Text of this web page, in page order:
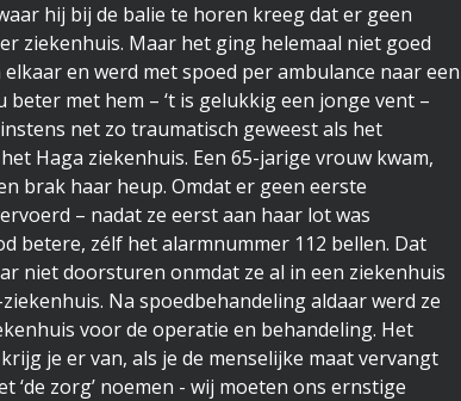
hij bij de balie te horen kreeg dat er geen
ziekenhuis. Maar het ging helemaal niet goed
en werd met spoed per ambulance naar een
beter met hem – ‘t is gelukkig een jonge vent –
net zo traumatisch geweest als het
Haga ziekenhuis. Een 65-jarige vrouw kwam,
brak haar heup. Omdat er geen eerste
– nadat ze eerst aan haar lot was
betere, zélf het alarmnummer 112 bellen. Dat
niet doorsturen onmdat ze al in een ziekenhuis
Na spoedbehandeling aldaar werd ze
voor de operatie en behandeling. Het
je er van, als je de menselijke maat vervangt
zorg’ noemen - wij moeten ons ernstige